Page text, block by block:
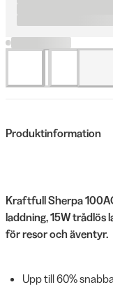
Produktinformation
Kraftfull Sherpa
laddning, 15W trådlös
för resor och äventyr.
Upp till 60%